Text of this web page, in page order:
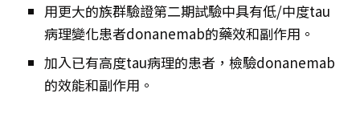
用更大的族群驗證第二期試驗中具有低/中度tau
病理變化患者donanemab的藥效和副作用。
加入已有高度tau病理的患者，檢驗donanemab
的效能和副作用。